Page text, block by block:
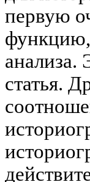
первую
функцию,
анализа.
статья.